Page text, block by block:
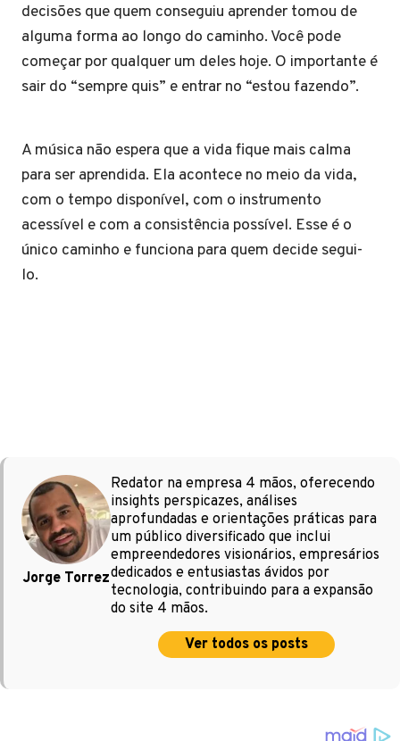
decisões que quem conseguiu aprender tomou de
alguma forma ao longo do caminho. Você pode
começar por qualquer um deles hoje. O importante é
sair do “sempre quis” e entrar no “estou fazendo”.
A música não espera que a vida fique mais calma
para ser aprendida. Ela acontece no meio da vida,
com o tempo disponível, com o instrumento
acessível e com a consistência possível. Esse é o
único caminho e funciona para quem decide segui-
lo.
Jorge Torrez
Redator na empresa 4 mãos, oferecendo
insights perspicazes, análises
aprofundadas e orientações práticas para
um público diversificado que inclui
empreendedores visionários, empresários
dedicados e entusiastas ávidos por
tecnologia, contribuindo para a expansão
do site 4 mãos.
Ver todos os posts